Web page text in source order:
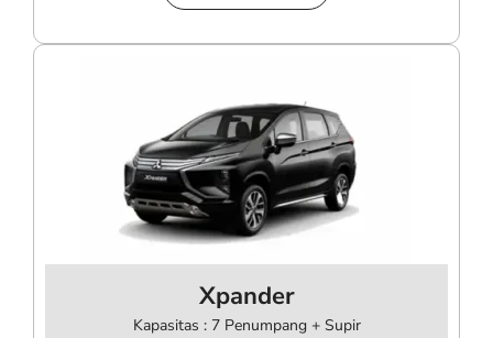
Xpander
Kapasitas : 7 Penumpang + Supir